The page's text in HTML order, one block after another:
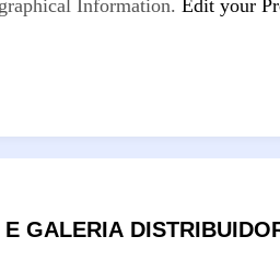
Information. Edit your
GALERIA